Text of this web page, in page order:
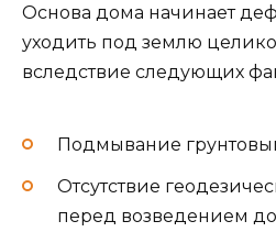
Основа дома начинает
уходить под землю
вследствие следующих
Подмывание
Отсутствие
перед возведением